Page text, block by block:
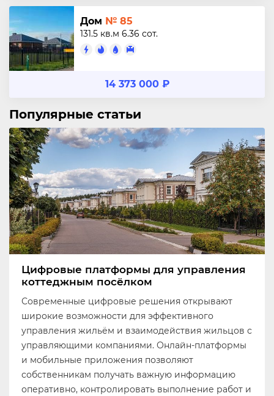
Дом № 85
131.5 кв.м 6.36 сот.
14 373 000 ₽
Популярные статьи
Цифровые платформы для управления
коттеджным посёлком
Современные цифровые решения открывают
широкие возможности для эффективного
управления жильём и взаимодействия жильцов с
управляющими компаниями. Онлайн-платформы
и мобильные приложения позволяют
собственникам получать важную информацию
оперативно, контролировать выполнение работ и